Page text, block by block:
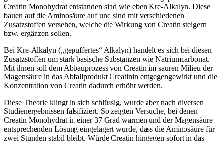
Creatin Monohydrat entstanden sind wie eben Kre-Alkalyn. Diese
bauen auf die Aminosäure auf und sind mit verschiedenen
Zusatzstoffen versehen, welche die Wirkung von Creatin steigern
bzw. ergänzen sollen.
Bei Kre-Alkalyn („gepuffertes“ Alkalyn) handelt es sich bei diesen
Zusatzstoffen um stark basische Substanzen wie Natriumcarbonat.
Mit ihnen soll dem Abbauprozess von Creatin im sauren Milieu der
Magensäure in das Abfallprodukt Creatinin entgegengewirkt und die
Konzentration von Creatin dadurch erhöht werden.
Diese Theorie klingt in sich schlüssig, wurde aber nach diversen
Studienergebnissen falsifiziert. So zeigten Versuche, bei denen
Creatin Monohydrat in einer 37 Grad warmen und der Magensäure
entsprechenden Lösung eingelagert wurde, dass die Aminosäure für
zwei Stunden stabil bleibt. Würde Creatin hingegen sofort in das